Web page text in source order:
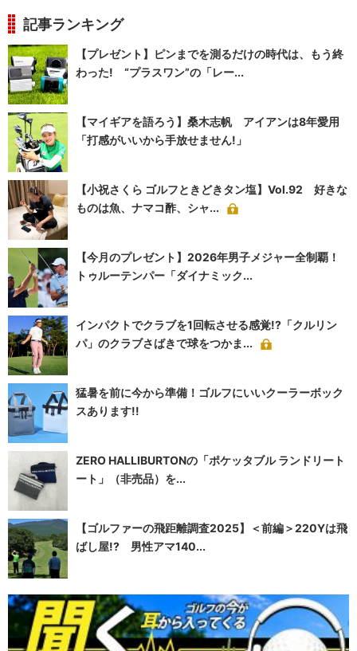
記事ランキング
【プレゼント】ピンまでを測るだけの時代は、もう終
わった! “プラスワン”の「レー...
【マイギアを語ろう】桑木志帆 アイアンは8年愛用
「打感がいいから手放せません!」
【小祝さくら ゴルフときどきタン塩】Vol.92 好きな
ものは魚、ナマコ酢、シャ...
【今月のプレゼント】2026年男子メジャー全制覇！
トゥルーテンパー「ダイナミック...
インパクトでクラブを1回転させる感覚!?「クルリン
パ」のクラブさばきで球をつかま...
猛暑を前に今から準備！ゴルフにいいクーラーボック
スあります!!
ZERO HALLIBURTONの「ポケッタブル ランドリート
ート」（非売品）を...
【ゴルファーの飛距離調査2025】＜前編＞220Yは飛
ばし屋!? 男性アマ140...